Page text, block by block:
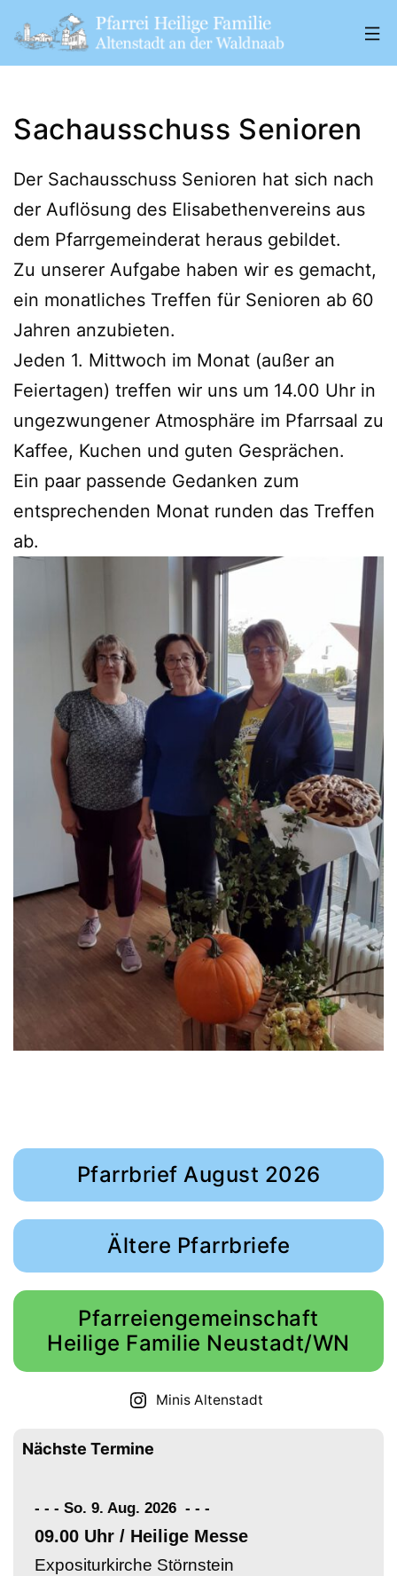
Inhalt
Familie"
Altenstadt
a.
d.
W.
Sachausschuss Senioren
Der Sachausschuss Senioren hat sich nach
der Auflösung des Elisabethenvereins aus
dem Pfarrgemeinderat heraus gebildet.
Zu unserer Aufgabe haben wir es gemacht,
ein monatliches Treffen für Senioren ab 60
Jahren anzubieten.
Jeden 1. Mittwoch im Monat (außer an
Feiertagen) treffen wir uns um 14.00 Uhr in
ungezwungener Atmosphäre im Pfarrsaal zu
Kaffee, Kuchen und guten Gesprächen.
Ein paar passende Gedanken zum
entsprechenden Monat runden das Treffen
ab.
Pfarrbrief August 2026
Ältere Pfarrbriefe
Pfarreiengemeinschaft
Heilige Familie Neustadt/WN
Minis Altenstadt
Nächste Termine
- - - So. 9. Aug. 2026 - - -
09.00 Uhr / Heilige Messe
Expositurkirche Störnstein